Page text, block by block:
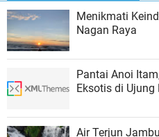
Menikmati
Nagan Raya
Pantai Anoi
Eksotis di Ujung
Air Terjun